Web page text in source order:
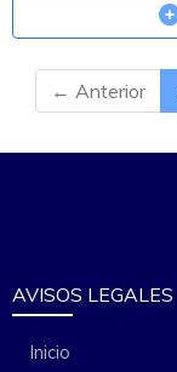
← Anterior
AVISOS LEGALES
Inicio